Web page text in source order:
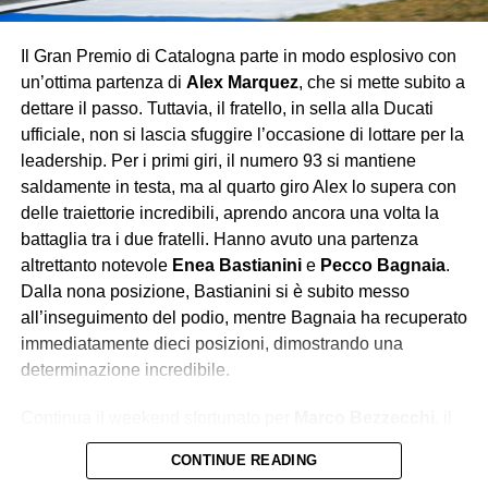
ulteriormente la sua leadership iridata, lasciando poche
speranze agli avversari: la Red Bull continua a viaggiare
su un altro pianeta, mentre Ferrari e McLaren si
contendono soltanto le briciole di un dominio che sembra
destinato a durare.
Il Gran Premio di Catalogna parte in modo esplosivo con
un’ottima partenza di Alex Marquez, che si mette subito a
dettare il passo. Tuttavia, il fratello, in sella alla Ducati
ufficiale, non si lascia sfuggire l’occasione di lottare per la
leadership. Per i primi giri, il numero 93 si mantiene
saldamente in testa, ma al quarto giro Alex lo supera con
delle traiettorie incredibili, aprendo ancora una volta la
battaglia tra i due fratelli. Hanno avuto una partenza
altrettanto notevole Enea Bastianinie Pecco Bagnaia.
Dalla nona posizione, Bastianini si è subito messo
all’inseguimento del podio, mentre Bagnaia ha recuperato
immediatamente dieci posizioni, dimostrando una
determinazione incredibile.
quale a causa di un contatto conFranco Morbidelli
caduto, finendo a terra anche Fabio Di Giannantonio
CONTINUE READING